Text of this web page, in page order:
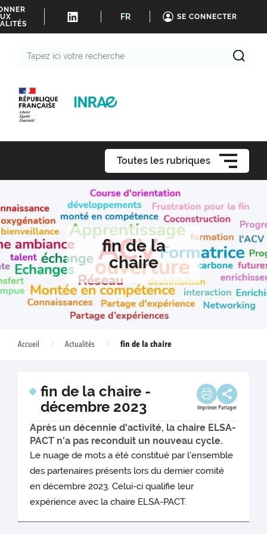
FR SE CONNECTER
Toutes les rubriques
fin de la
chaire
Accueil Actualités fin de la chaire
fin de la chaire -
décembre 2023
Imprimer Partager
Après un décennie d'activité, la chaire ELSA-
PACT n'a pas reconduit un nouveau cycle.
Le nuage de mots a été constitué par l'ensemble
des partenaires présents lors du dernier comité
en décembre 2023. Celui-ci qualifie leur
expérience avec la chaire ELSA-PACT.